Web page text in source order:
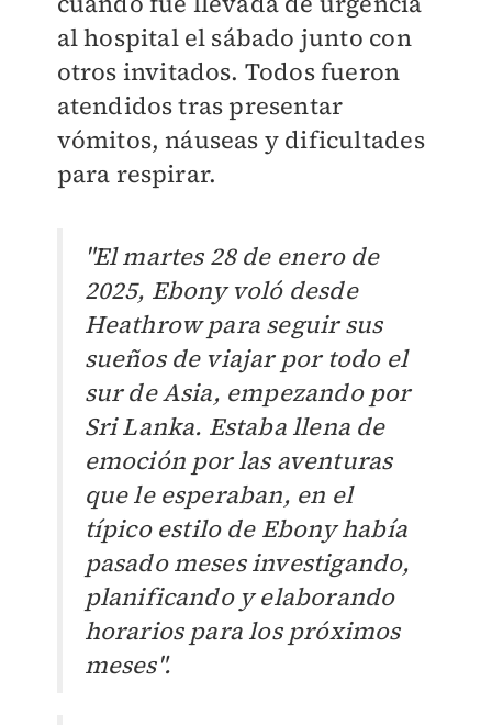
al hospital el sábado junto con
otros invitados. Todos fueron
atendidos tras presentar
vómitos, náuseas y dificultades
para respirar.
"El martes 28 de enero de
2025, Ebony voló desde
Heathrow para seguir sus
sueños de viajar por todo el
sur de Asia, empezando por
Sri Lanka. Estaba llena de
emoción por las aventuras
que le esperaban, en el
típico estilo de Ebony había
pasado meses investigando,
planificando y elaborando
horarios para los próximos
meses".